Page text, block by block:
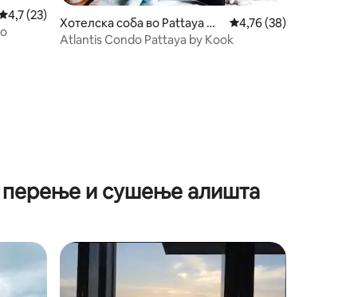
оцена: 4,7 од 5, 23 рецензии
4,7 (23)
Хотелска соба во Pattaya Cit
y
Просечна оцена:
4,76 (38)
Atlantis Condo Pattaya by Kook
перење и сушење алишта